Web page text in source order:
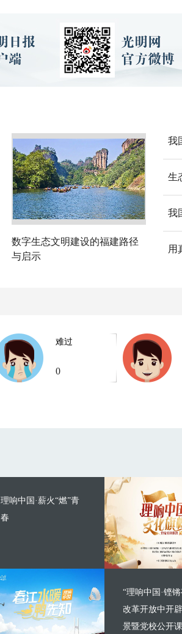
数字生态文明建设的福建路径
与启示
我
生
我
用
难过
0
理响中国·薪火“燃”青
春
“理响中国·铿
改革开放中开
景暨党校公开